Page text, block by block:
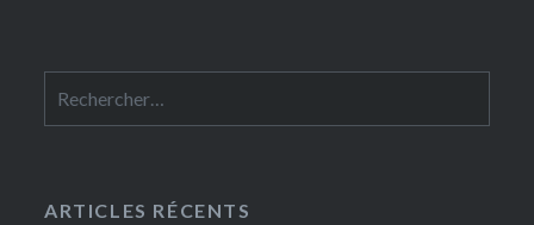
ARTICLES RÉCENTS